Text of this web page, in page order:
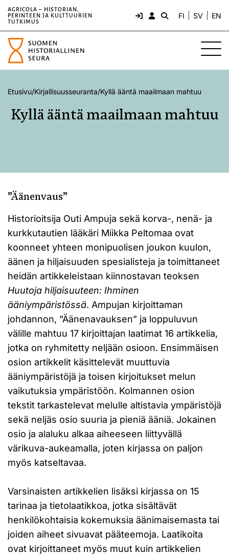
AGRICOLA – HISTORIAN,
PERINTEEN JA KULTTUURIEN
TUTKIMUS
FI SV EN
Etusivu/Kirjallisuusseuranta/Kyllä ääntä maailmaan mahtuu
Kyllä ääntä maailmaan mahtuu
”Äänenvaus”
Historioitsija Outi Ampuja sekä korva-, nenä- ja
kurkkutautien lääkäri Miikka Peltomaa ovat
koonneet yhteen monipuolisen joukon kuulon,
äänen ja hiljaisuuden spesialisteja ja toimittaneet
heidän artikkeleistaan kiinnostavan teoksen
Huutoja hiljaisuuteen: Ihminen
ääniympäristössä. Ampujan kirjoittaman
johdannon, ”Äänenavauksen” ja loppuluvun
välille mahtuu 17 kirjoittajan laatimat 16 artikkelia,
jotka on ryhmitetty neljään osioon. Ensimmäisen
osion artikkelit käsittelevät muuttuvia
ääniympäristöjä ja toisen kirjoitukset melun
vaikutuksia ympäristöön. Kolmannen osion
tekstit tarkastelevat melulle altistavia ympäristöjä
sekä neljäs osio suuria ja pieniä ääniä. Jokainen
osio ja alaluku alkaa aiheeseen liittyvällä
värikuva-aukeamalla, joten kirjassa on paljon
myös katseltavaa.
Varsinaisten artikkelien lisäksi kirjassa on 15
tarinaa ja tietolaatikkoa, jotka sisältävät
henkilökohtaisia kokemuksia äänimaisemasta tai
joiden aiheet sivuavat pääteemoja. Laatikoita
ovat kirjoittaneet myös muut kuin artikkelien